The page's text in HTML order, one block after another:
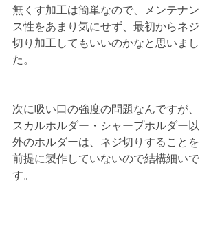
無くす加工は簡単なので、メンテナン
ス性をあまり気にせず、最初からネジ
切り加工してもいいのかなと思いまし
た。
次に吸い口の強度の問題なんですが、
スカルホルダー・シャープホルダー以
外のホルダーは、ネジ切りすることを
前提に製作していないので結構細いで
す。